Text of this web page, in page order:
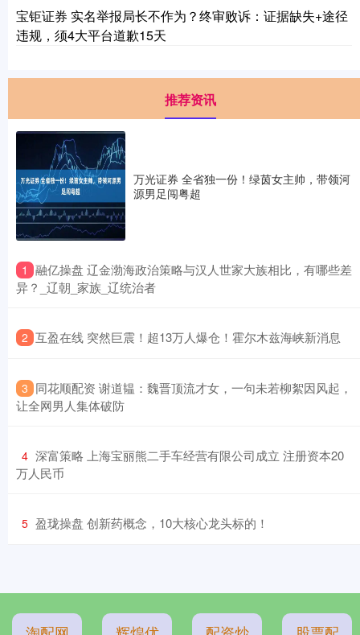
宝钜证券 实名举报局长不作为？终审败诉：证据缺失+途径
违规，须4大平台道歉15天
推荐资讯
万光证券 全省独一份！绿茵女主帅，带领河
源男足闯粤超
1 ​融亿操盘 辽金渤海政治策略与汉人世家大族相比，有哪些差
异？_辽朝_家族_辽统治者
2 ​互盈在线 突然巨震！超13万人爆仓！霍尔木兹海峡新消息
3 ​同花顺配资 谢道韫：魏晋顶流才女，一句未若柳絮因风起，
让全网男人集体破防
4 ​深富策略 上海宝丽熊二手车经营有限公司成立 注册资本20
万人民币
5 ​盈珑操盘 创新药概念，10大核心龙头标的！